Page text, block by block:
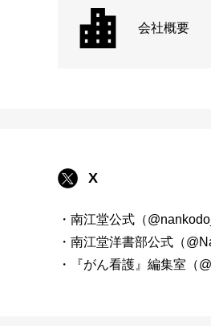
会社概要
X
・南江堂公式（
・南江堂洋書部公式（
・『がん看護』編集室（